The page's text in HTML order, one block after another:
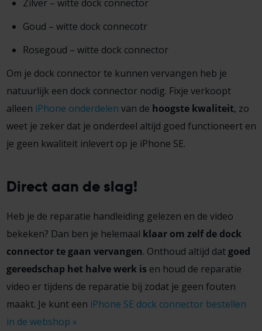
Zilver – witte dock connector
Goud – witte dock connecotr
Rosegoud – witte dock connector
Om je dock connector te kunnen vervangen heb je
natuurlijk een dock connector nodig. Fixje verkoopt
alleen iPhone onderdelen van de hoogste kwaliteit, zo
weet je zeker dat je onderdeel altijd goed functioneert en
je geen kwaliteit inlevert op je iPhone SE.
Direct aan de slag!
Heb je de reparatie handleiding gelezen en de video
bekeken? Dan ben je helemaal klaar om zelf de dock
connector te gaan vervangen. Onthoud altijd dat goed
gereedschap het halve werk is en houd de reparatie
video er tijdens de reparatie bij zodat je geen fouten
maakt. Je kunt een iPhone SE dock connector bestellen
in de webshop »